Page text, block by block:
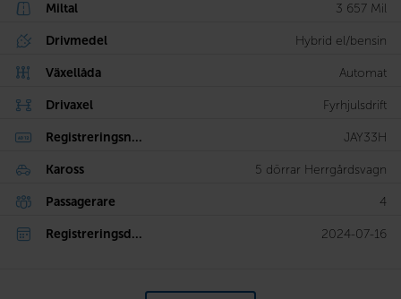
Miltal 3 657 Mil
Drivmedel Hybrid el/bensin
Växellåda Automat
Drivaxel Fyrhjulsdrift
Registreringsn... JAY33H
Kaross 5 dörrar Herrgårdsvagn
Passagerare 4
Registreringsd... 2024-07-16